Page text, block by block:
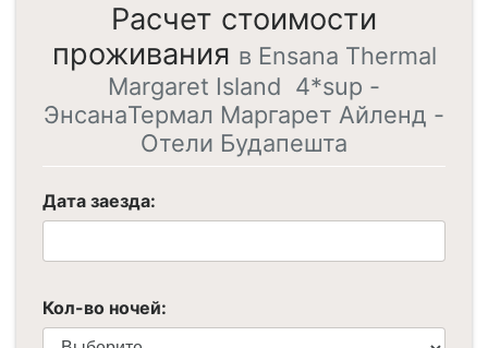
Расчет стоимости
проживания в Ensana Thermal
Margaret Island 4*sup -
ЭнcaнaТермал Маргарет Айленд -
Отели Будапешта
Дата заезда:
Кол-во ночей: